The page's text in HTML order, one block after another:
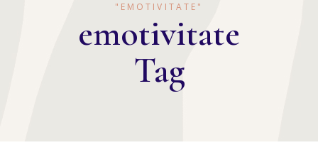
"EMOTIVITATE"
emotivitate
Tag